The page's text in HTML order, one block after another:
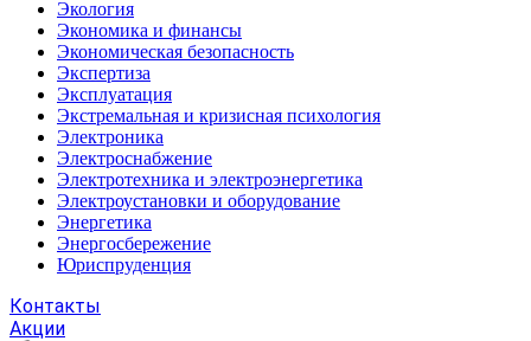
Экология
Экономика и финансы
Экономическая безопасность
Экспертиза
Эксплуатация
Экстремальная и кризисная психология
Электроника
Электроснабжение
Электротехника и электроэнергетика
Электроустановки и оборудование
Энергетика
Энергосбережение
Юриспруденция
Контакты
Акции